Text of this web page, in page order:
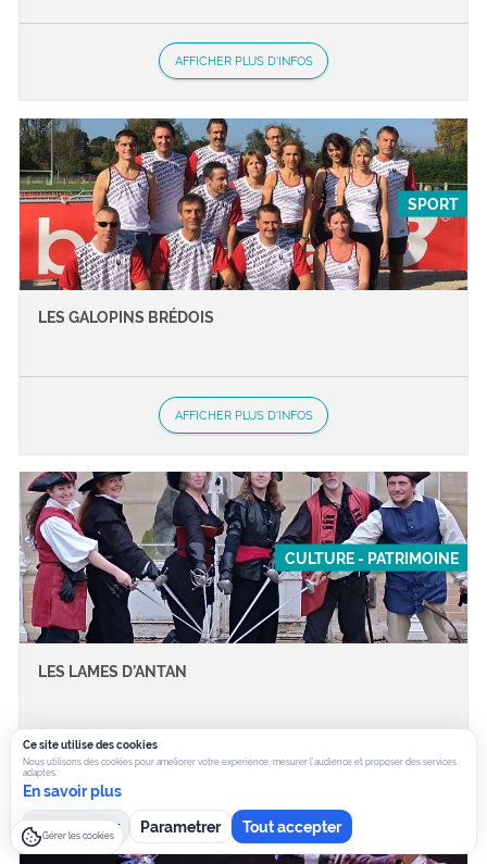
AFFICHER PLUS D'INFOS
SPORT
LES GALOPINS BRÉDOIS
AFFICHER PLUS D'INFOS
CULTURE - PATRIMOINE
LES LAMES D’ANTAN
AFFICHER PLUS D'INFOS
Ce site utilise des cookies
Nous utilisons des cookies pour ameliorer votre experience, mesurer l’audience et proposer des services
adaptes.
En savoir plus
Tout refuser Parametrer Tout accepter
Gérer les cookies